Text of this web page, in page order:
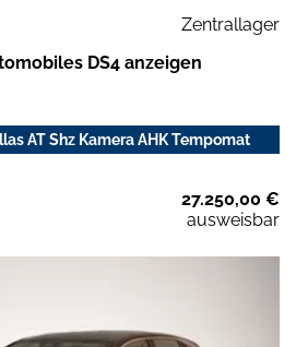
Zentrallager
DS4 anzeigen
AT Shz Kamera AHK Tempomat
27.250,00 €
ausweisbar